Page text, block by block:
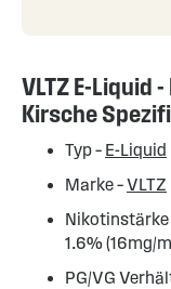
VLTZ E-Liquid
Kirsche
Typ – E-Liquid
Marke –VLTZ
Nikotinstärke
1.6% (16mg/
PG/VG